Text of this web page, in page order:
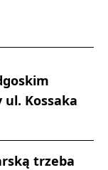
ul. Kossaka
trzeba